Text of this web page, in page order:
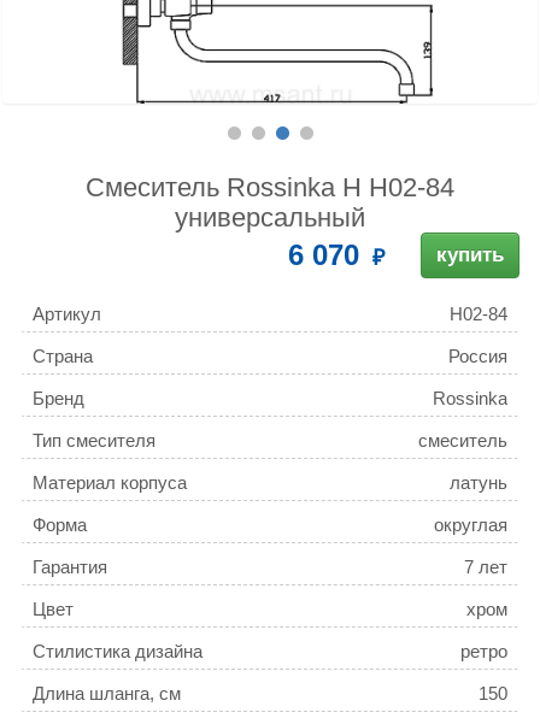
Смеситель Rossinka H H02-84
универсальный
6 070 купить
Артикул H02-84
Страна Россия
Бренд Rossinka
Тип смесителя смеситель
Материал корпуса латунь
Форма округлая
Гарантия 7 лет
Цвет хром
Стилистика дизайна ретро
Длина шланга, см 150